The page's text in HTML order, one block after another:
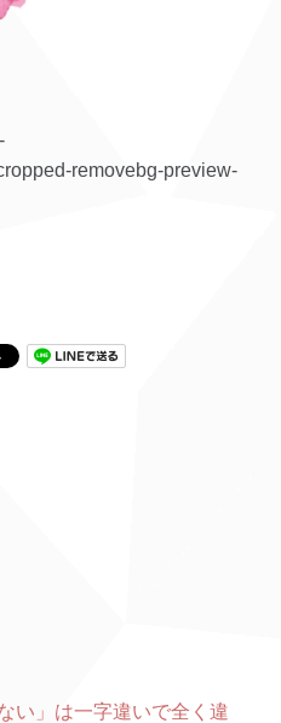
removebg-preview-
い」は一字違いで全く違